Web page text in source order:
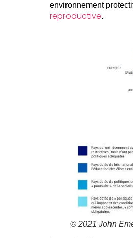
environnement
reproductive.
© 2021 John